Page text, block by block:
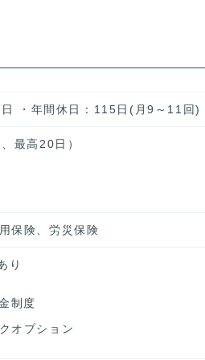
・年間休日：115日(月9～11回)
最高20日）
保険、労災保険
り
制度
オプション